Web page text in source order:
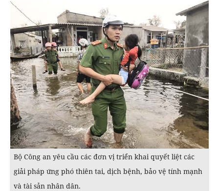
Bộ Công an yêu cầu các đơn vị triển khai quyết liệt các
giải pháp ứng phó thiên tai, dịch bệnh, bảo vệ tính mạnh
và tài sản nhân dân.